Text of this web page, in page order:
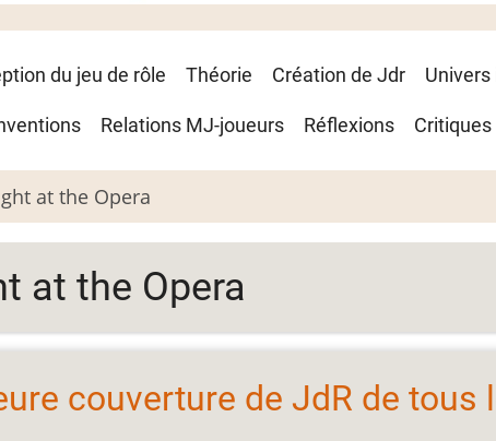
du jeu de rôle Théorie Création de Jdr
Relations MJ-joueurs Réflexions Critiques
at the Opera
at the Opera
couverture de JdR de tous